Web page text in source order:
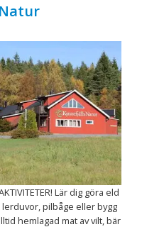
Lär dig göra eld
pilbåge eller bygg
hemlagad mat av vilt, bär